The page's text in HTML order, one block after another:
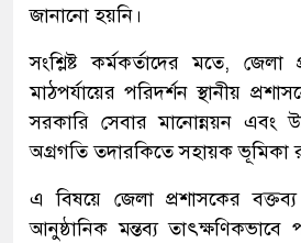
জানানো হয়নি।
সংশ্লিষ্ট কর্মকর্তাদের মতে,
মাঠপর্যায়ের পরিদর্শন স্থানীয়
সরকারি সেবার মানোন্নয়ন এবং
অগ্রগতি তদারকিতে সহায়ক ভূমিকা
এ বিষয়ে জেলা প্রশাসকের বক্তব্য
আনুষ্ঠানিক মন্তব্য তাৎক্ষণিকভাবে